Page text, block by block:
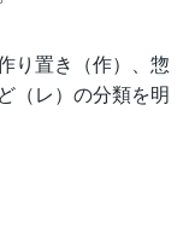
り置き（作）、惣
（レ）の分類を明